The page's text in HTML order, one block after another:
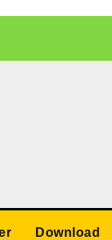
समझौता
Download